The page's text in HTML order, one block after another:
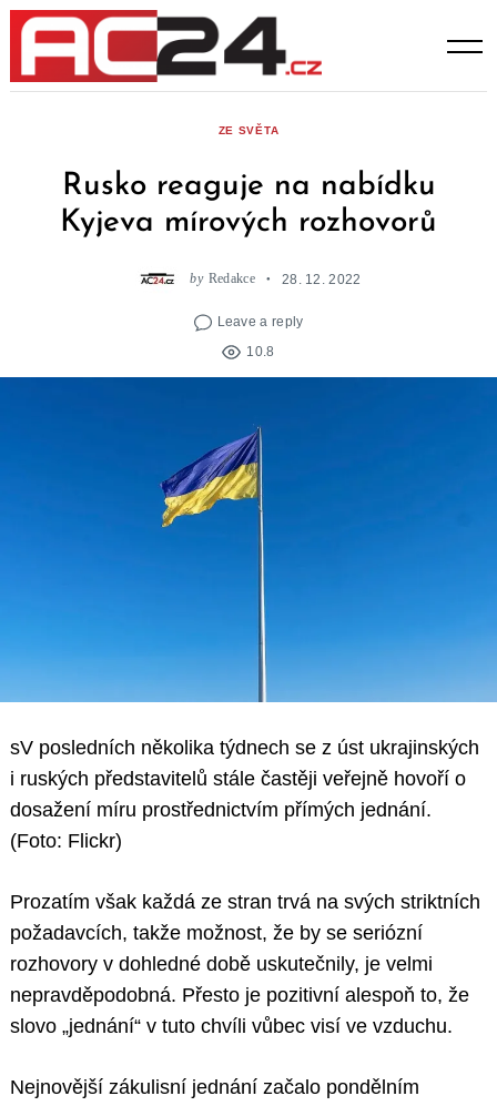
Skip
content
ZE SVĚTA
Rusko reaguje na nabídku
Kyjeva mírových rozhovorů
by Redakce 28. 12. 2022
Leave a reply
10.8
sV posledních několika týdnech se z úst ukrajinských
i ruských představitelů stále častěji veřejně hovoří o
dosažení míru prostřednictvím přímých jednání.
(Foto: Flickr)
Prozatím však každá ze stran trvá na svých striktních
požadavcích, takže možnost, že by se seriózní
rozhovory v dohledné době uskutečnily, je velmi
nepravděpodobná. Přesto je pozitivní alespoň to, že
slovo „jednání“ v tuto chvíli vůbec visí ve vzduchu.
Nejnovější zákulisní jednání začalo pondělním